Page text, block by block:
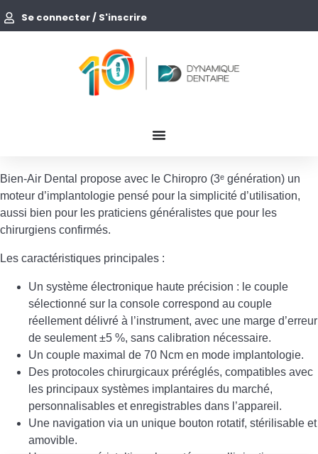
Se connecter / S'inscrire
Bien-Air Dental propose avec le Chiropro (3ᵉ génération) un
moteur d’implantologie pensé pour la simplicité d’utilisation,
aussi bien pour les praticiens généralistes que pour les
chirurgiens confirmés.
Les caractéristiques principales :
Un système électronique haute précision : le couple
sélectionné sur la console correspond au couple
réellement délivré à l’instrument, avec une marge d’erreur
de seulement ±5 %, sans calibration nécessaire.
Un couple maximal de 70 Ncm en mode implantologie.
Des protocoles chirurgicaux préréglés, compatibles avec
les principaux systèmes implantaires du marché,
personnalisables et enregistrables dans l’appareil.
Une navigation via un unique bouton rotatif, stérilisable et
amovible.